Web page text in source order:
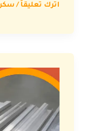
اترك تعليقاً /